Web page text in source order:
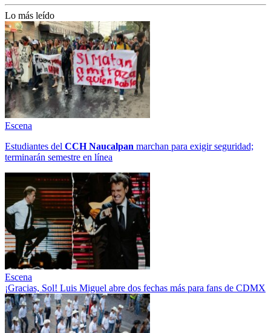
Lo más leído
Escena
Estudiantes del CCH Naucalpan marchan para exigir seguridad;
terminarán semestre en línea
Escena
¡Gracias, Sol! Luis Miguel abre dos fechas más para fans de CDMX